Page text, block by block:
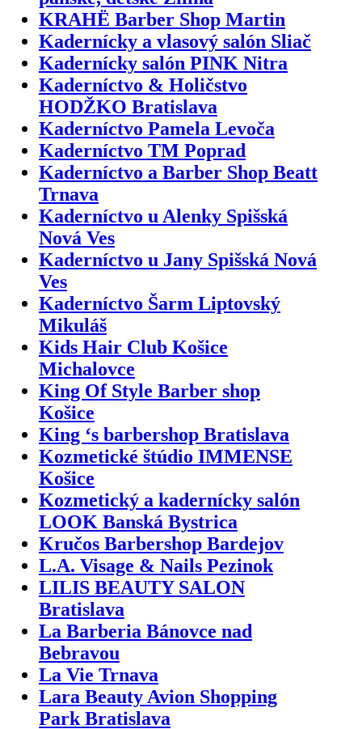
KRAHË Barber Shop Martin
Kadernícky a vlasový salón Sliač
Kadernícky salón PINK Nitra
Kaderníctvo & Holičstvo
HODŽKO Bratislava
Kaderníctvo Pamela Levoča
Kaderníctvo TM Poprad
Kaderníctvo a Barber Shop Beatt
Trnava
Kaderníctvo u Alenky Spišská
Nová Ves
Kaderníctvo u Jany Spišská Nová
Ves
Kaderníctvo Šarm Liptovský
Mikuláš
Kids Hair Club Košice
Michalovce
King Of Style Barber shop
Košice
King ‘s barbershop Bratislava
Kozmetické štúdio IMMENSE
Košice
Kozmetický a kadernícky salón
LOOK Banská Bystrica
Kručos Barbershop Bardejov
L.A. Visage & Nails Pezinok
LILIS BEAUTY SALON
Bratislava
La Barberia Bánovce nad
Bebravou
La Vie Trnava
Lara Beauty Avion Shopping
Park Bratislava